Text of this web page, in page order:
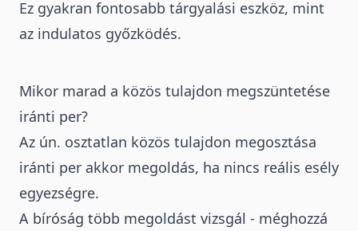
Ez gyakran fontosabb tárgyalási eszköz, mint
az indulatos győzködés.
Mikor marad a közös tulajdon megszüntetése
iránti per?
Az ún. osztatlan közös tulajdon megosztása
iránti per akkor megoldás, ha nincs reális esély
egyezségre.
A bíróság több megoldást vizsgál - méghozzá